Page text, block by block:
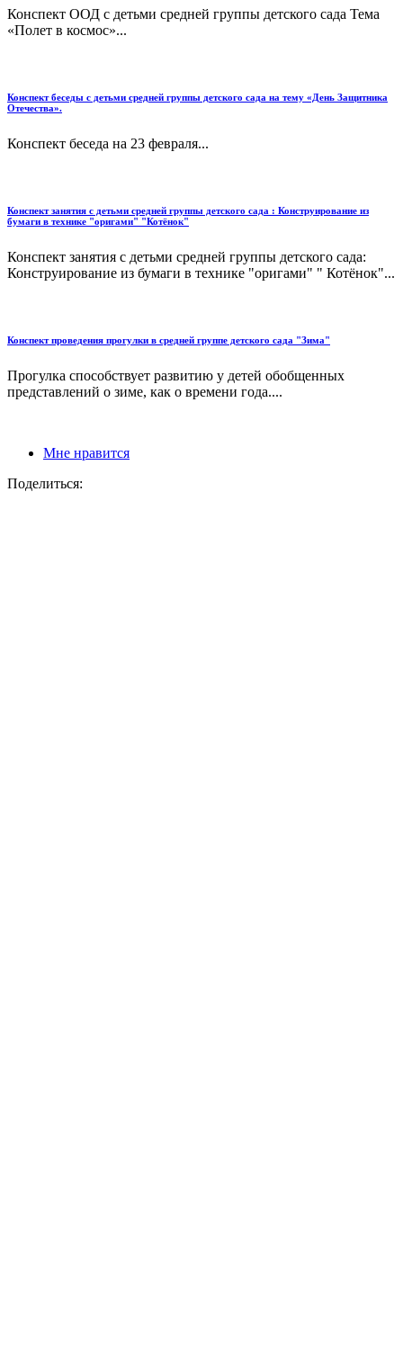
Конспект ООД с детьми средней группы детского сада Тема
«Полет в космос»...
Конспект беседы с детьми средней группы детского сада на тему «День Защитника
Отечества».
Конспект беседа на 23 февраля...
Конспект занятия с детьми средней группы детского сада : Конструирование из
бумаги в технике "оригами" "Котёнок"
Конспект занятия с детьми средней группы детского сада:
Конструирование из бумаги в технике "оригами" " Котёнок"...
Конспект проведения прогулки в средней группе детского сада "Зима"
Прогулка способствует развитию у детей обобщенных
представлений о зиме, как о времени года....
Мне нравится
Поделиться: